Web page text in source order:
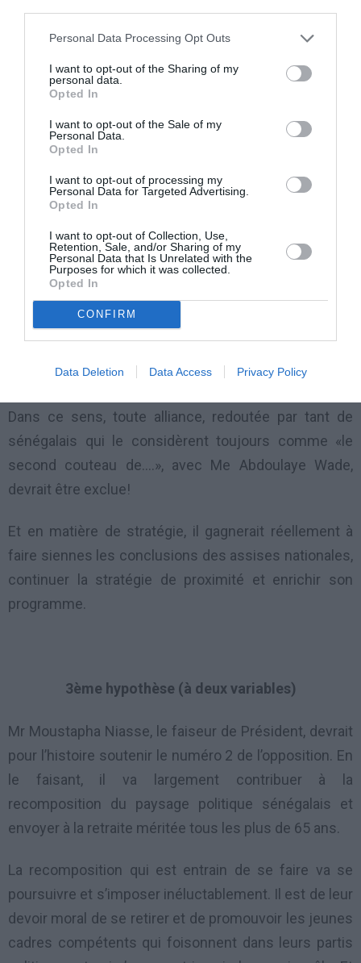
Personal Data Processing Opt Outs
I want to opt-out of the Sharing of my
personal data.
Opted In
I want to opt-out of the Sale of my
Personal Data.
Opted In
I want to opt-out of processing my
Personal Data for Targeted Advertising.
Opted In
I want to opt-out of Collection, Use,
Retention, Sale, and/or Sharing of my
Personal Data that Is Unrelated with the
Purposes for which it was collected.
Opted In
CONFIRM
Data Deletion Data Access Privacy Policy
bénéficier de leurs consignes de vote et de leurs
expertises. Il a actuellement le vent en poupe et cet
systématiquement le schéma de Wade et de faire de
du PDS.
Ce à quoi les sénégalais et sénégalaises attendent de
lui c’est principalement trois choses:
■ La fin des impunités;
■ Une gestion correcte et impartiale des affaires de
l’Etat;
sénégalais.
Dans ce sens, toute alliance, redoutée par tant de
sénégalais qui le considèrent toujours comme «le
second couteau de….», avec Me Abdoulaye Wade,
devrait être exclue!
Et en matière de stratégie, il gagnerait réellement à
faire siennes les conclusions des assises nationales,
continuer la stratégie de proximité et enrichir son
programme.
3ème hypothèse (à deux variables)
Mr Moustapha Niasse, le faiseur de Président, devrait
pour l’histoire soutenir le numéro 2 de l’opposition. En
le faisant, il va largement contribuer à la
recomposition du paysage politique sénégalais et
envoyer à la retraite méritée tous les plus de 65 ans.
La recomposition qui est entrain de se faire va se
poursuivre et s’imposer inéluctablement. Il est de leur
devoir moral de se retirer et de promouvoir les jeunes
cadres compétents qui foisonnent dans leurs partis